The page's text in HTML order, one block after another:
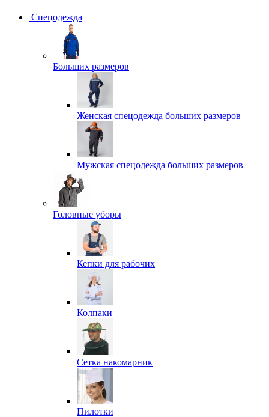
Спецодежда
Больших размеров
Женская спецодежда больших размеров
Мужская спецодежда больших размеров
Головные уборы
Кепки для рабочих
Колпаки
Сетка накомарник
Пилотки